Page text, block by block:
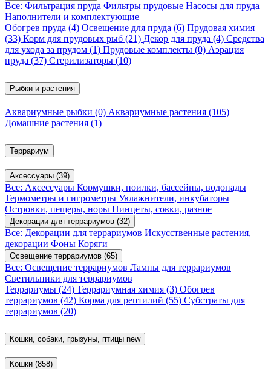
Все: Фильтрация пруда Фильтры прудовые Насосы для пруда
Наполнители и комплектующие
Обогрев пруда (4) Освещение для пруда (6) Прудовая химия
(33) Корм для прудовых рыб (21) Декор для пруда (4) Средства
для ухода за прудом (1) Прудовые комплекты (0) Аэрация
пруда (37) Стерилизаторы (10)
Рыбки и растения
Аквариумные рыбки (0) Аквариумные растения (105)
Домашние растения (1)
Террариум
Аксессуары (39)
Все: Аксессуары Кормушки, поилки, бассейны, водопады
Термометры и гигрометры Увлажнители, инкубаторы
Островки, пещеры, норы Пинцеты, совки, разное
Декорации для террариумов (32)
Все: Декорации для террариумов Искусственные растения,
декорации Фоны Коряги
Освещение террариумов (65)
Все: Освещение террариумов Лампы для террариумов
Светильники для террариумов
Террариумы (24) Террариумная химия (3) Обогрев
террариумов (42) Корма для рептилий (55) Субстраты для
террариумов (20)
Кошки, собаки, грызуны, птицы new
Кошки (858)